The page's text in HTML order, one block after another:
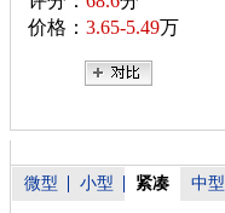
价格： 3.65-5.49万
微型 小型 紧凑 中型